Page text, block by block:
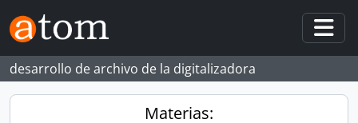
Skip to main content
desarrollo de archivo de la digitalizadora
Materias: